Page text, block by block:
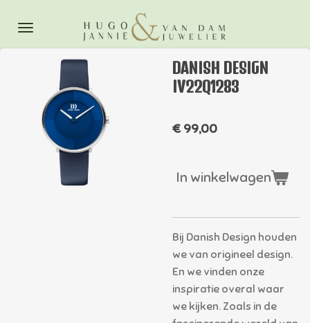
direct
naar
hoofdinhoud
DANISH DESIGN
IV22Q1283
€ 99,00
In winkelwagen
Bij Danish Design houden
we van origineel design.
En we vinden onze
inspiratie overal waar
we kijken. Zoals in de